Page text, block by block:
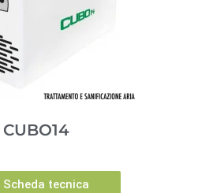
CUBO14
Scheda tecnica